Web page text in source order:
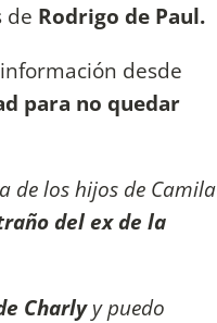
de Rodrigo de Paul.
desde
para no quedar
de los hijos de Camila
del ex de la
Charlyy puedo